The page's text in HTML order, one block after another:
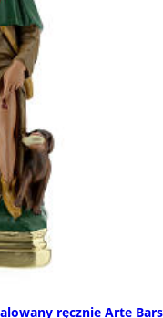
ręcznie Arte